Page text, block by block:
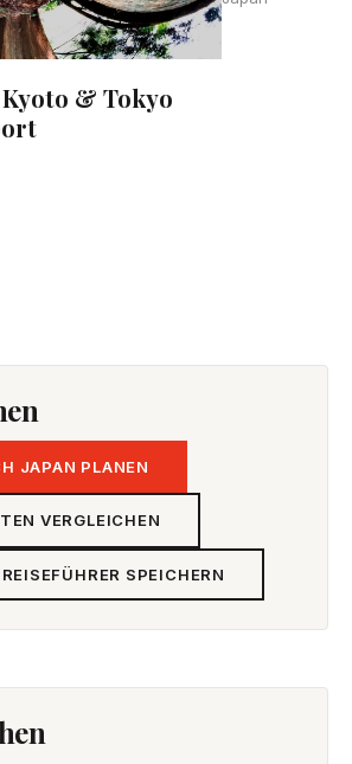
Kyoto & Tokyo
JAPAN PLANEN
VERGLEICHEN
SPEICHERN